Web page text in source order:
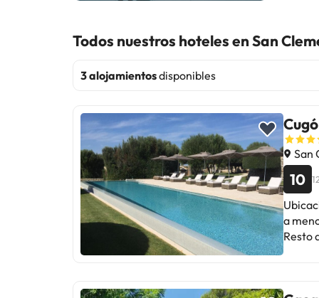
Todos nuestros hoteles en San
3 alojamientosdisponibles
San
10
a
Resto